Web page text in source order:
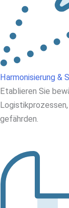
Harmonisierung &
Etablieren Sie
gefährden.